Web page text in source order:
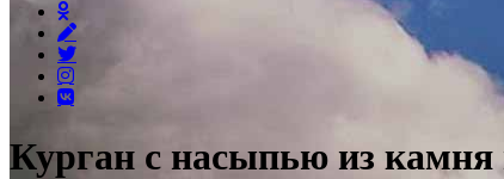
Курган с насыпью из камня